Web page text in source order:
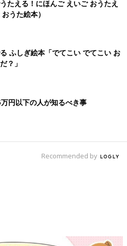
たえる！にほんご えいご おうたえ
うた絵本）
ふしぎ絵本「でてこい でてこい お
？」
円以下の人が知るべき事
Recommended by